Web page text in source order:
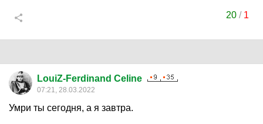
20 / 1
LouiZ-Ferdinand Celine
07:21, 28.03.2022
Умри ты сегодня, а я завтра.